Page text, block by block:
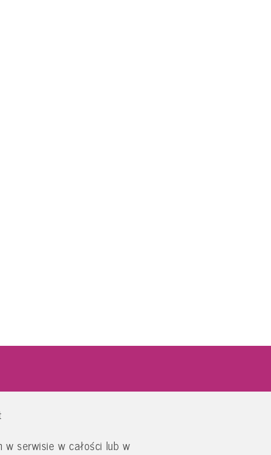
serwisie w całości lub w